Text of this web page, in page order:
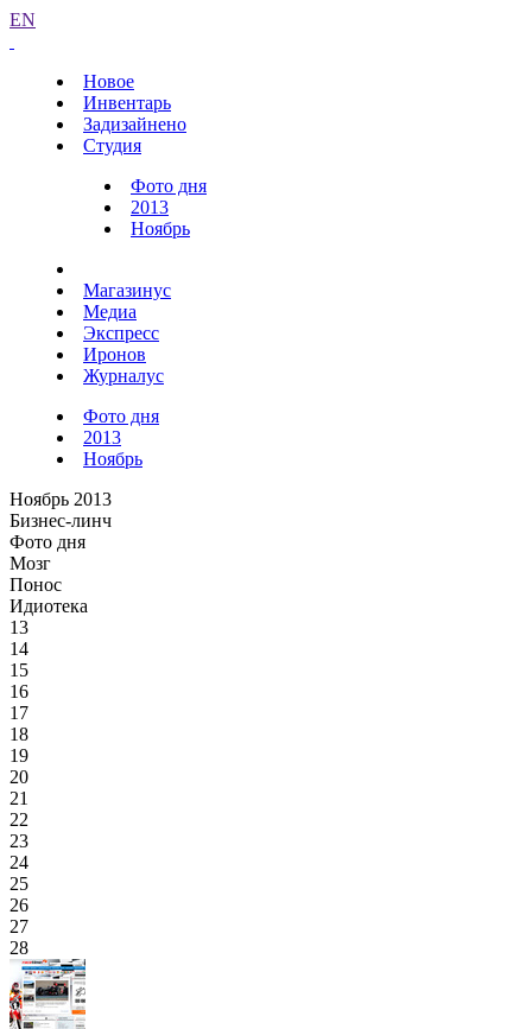
EN
Новое
Инвентарь
Задизайнено
Студия
Фото дня
2013
Ноябрь
Магазинус
Медиа
Экспресс
Иронов
Журналус
Фото дня
2013
Ноябрь
Ноябрь 2013
Бизнес-линч
Фото дня
Мозг
Понос
Идиотека
13
14
15
16
17
18
19
20
21
22
23
24
25
26
27
28